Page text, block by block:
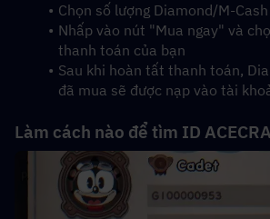
Chọn số lượng Diamond/M-
Nhấp vào nút "Mua ngay" và
thanh toán của bạn
Sau khi hoàn tất thanh toán,
đã mua sẽ được nạp vào tài
Làm cách nào để tìm ID